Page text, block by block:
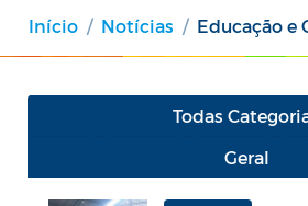
Início Notícias Educação e
Todas
Geral